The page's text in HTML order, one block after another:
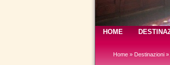
HOME
Home» Destinazioni»